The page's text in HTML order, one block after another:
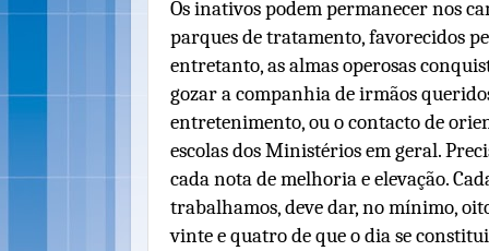
Os inativos podem permanecer nos
parques de tratamento, favorecidos
entretanto, as almas operosas
gozar a companhia de irmãos
entretenimento, ou o contacto de
escolas dos Ministérios em geral.
cada nota de melhoria e elevação.
trabalhamos, deve dar, no mínimo,
vinte e quatro de que o dia se